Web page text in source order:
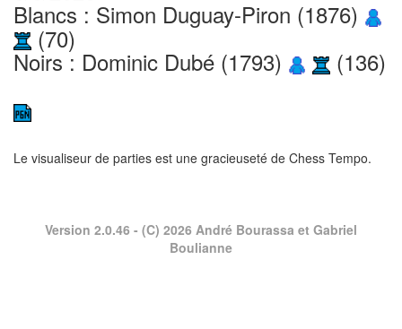
Blancs : Simon Duguay-Piron (1876)
(70)
Noirs : Dominic Dubé (1793) (136)
Le visualiseur de parties est une gracieuseté de Chess Tempo.
Version 2.0.46 - (C) 2026 André Bourassa et Gabriel
Boulianne